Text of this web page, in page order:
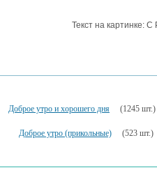
Текст на картинке: С
Доброе утро и хорошего дня (1245 шт.)
Доброе утро (прикольные) (523 шт.)